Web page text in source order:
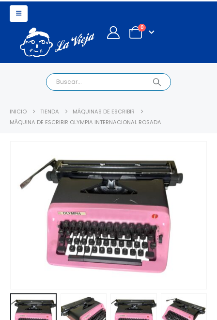
0
INICIO TIENDA
MÁQUINAS DE ESCRIBIR
MÁQUINA DE ESCRIBIR OLYMPIA INTERNACIONAL ROSADA